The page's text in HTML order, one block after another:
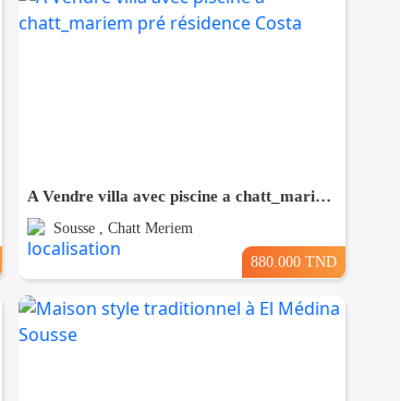
A Vendre villa avec piscine a chatt_mariem pré résidence Costa
Sousse , Chatt Meriem
880.000 TND